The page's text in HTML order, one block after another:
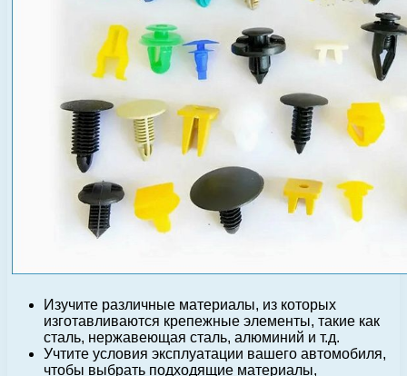
Изучите различные материалы, из которых
изготавливаются крепежные элементы, такие как
сталь, нержавеющая сталь, алюминий и т.д.
Учтите условия эксплуатации вашего автомобиля,
чтобы выбрать подходящие материалы,